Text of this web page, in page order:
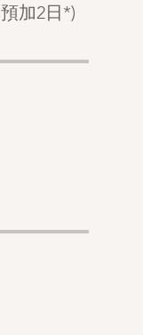
預加2日*)